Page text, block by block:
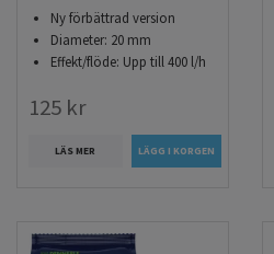
Ny förbättrad version
Diameter: 20 mm
Effekt/flöde: Upp till 400 l/h
125 kr
LÄS MER